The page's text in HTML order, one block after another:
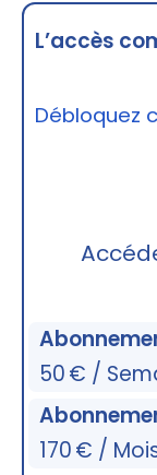
L’accès
Débloquez
50 € /
170 € /